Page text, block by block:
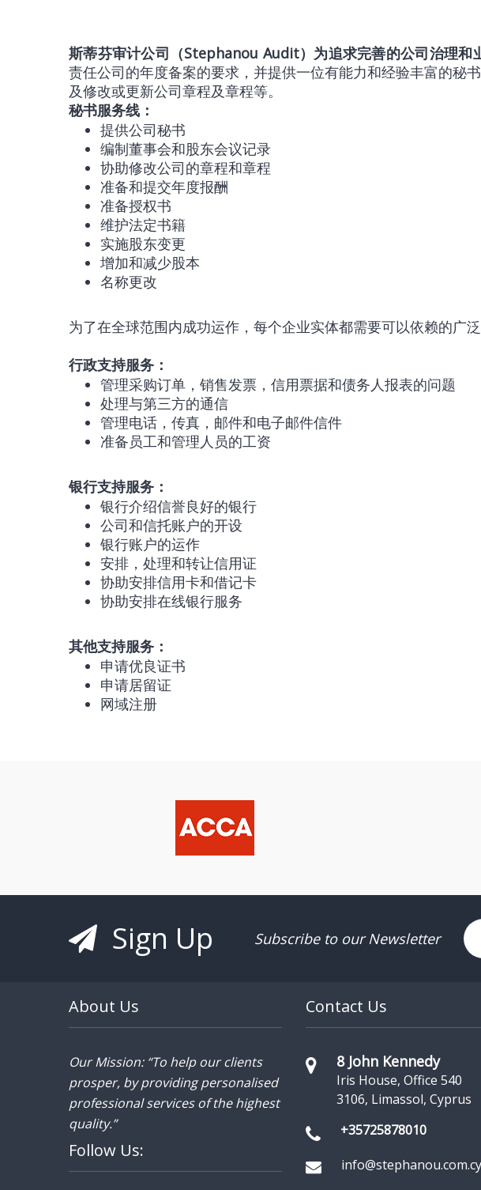
斯蒂芬审计公司（Stephanou Audit）为追求完善的公司治理和
责任公司的年度备案的要求，并提供一位有能力和经验丰富的秘
及修改或更新公司章程及章程等。
秘书服务线：
提供公司秘书
编制董事会和股东会议记录
协助修改公司的章程和章程
准备和提交年度报酬
准备授权书
维护法定书籍
实施股东变更
增加和减少股本
名称更改
为了在全球范围内成功运作，每个企业实体都需要可以依赖的广
行政支持服务：
管理采购订单，销售发票，信用票据和债务人报表的问题
处理与第三方的通信
管理电话，传真，邮件和电子邮件信件
准备员工和管理人员的工资
银行支持服务：
银行介绍信誉良好的银行
公司和信托账户的开设
银行账户的运作
安排，处理和转让信用证
协助安排信用卡和借记卡
协助安排在线银行服务
其他支持服务：
申请优良证书
申请居留证
网域注册
Sign Up Subscribe to our Newsletter
About Us
Our Mission: “To help our clients
prosper, by providing personalised
professional services of the highest
quality.”
Follow Us:
Contact Us
8 John Kennedy
Iris House, Office 540
3106, Limassol, Cyprus
+35725878010
info@stephanou.com.cy